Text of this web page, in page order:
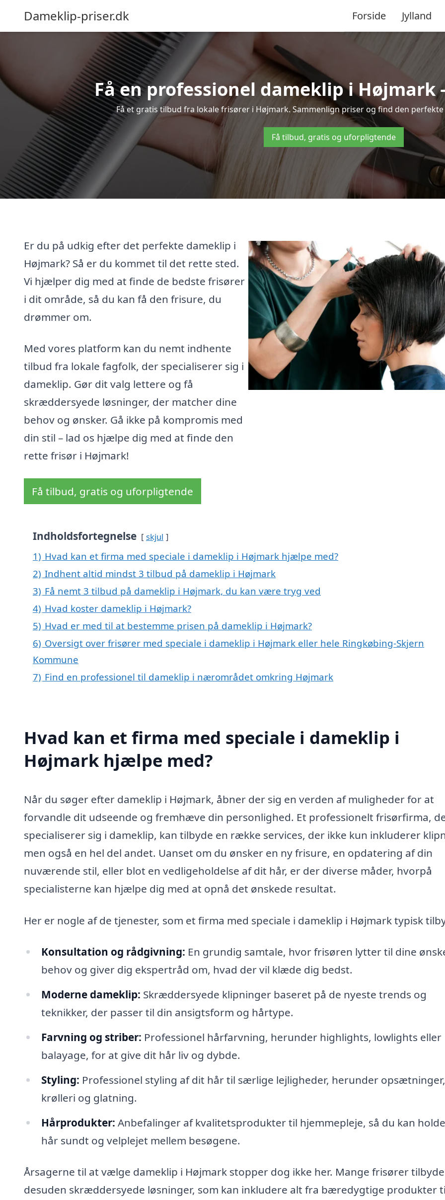
Dameklip-priser.dk Forside Jylland
Få en professionel dameklip i Højmark
Få et gratis tilbud fra lokale frisører i Højmark. Sammenlign priser og find den
Få tilbud, gratis og uforpligtende
Er du på udkig efter det perfekte dameklip i
Højmark? Så er du kommet til det rette sted.
Vi hjælper dig med at finde de bedste frisører
i dit område, så du kan få den frisure, du
drømmer om.
Med vores platform kan du nemt indhente
tilbud fra lokale fagfolk, der specialiserer sig i
dameklip. Gør dit valg lettere og få
skræddersyede løsninger, der matcher dine
behov og ønsker. Gå ikke på kompromis med
din stil – lad os hjælpe dig med at finde den
rette frisør i Højmark!
Få tilbud, gratis og uforpligtende
Indholdsfortegnelse skjul
1) Hvad kan et firma med speciale i dameklip i Højmark hjælpe med?
2) Indhent altid mindst 3 tilbud på dameklip i Højmark
3) Få nemt 3 tilbud på dameklip i Højmark, du kan være tryg ved
4) Hvad koster dameklip i Højmark?
5) Hvad er med til at bestemme prisen på dameklip i Højmark?
6) Oversigt over frisører med speciale i dameklip i Højmark eller hele Ringkøbing-Skjern
Kommune
7) Find en professionel til dameklip i nærområdet omkring Højmark
Hvad kan et firma med speciale i dameklip i
Højmark hjælpe med?
Når du søger efter dameklip i Højmark, åbner der sig en verden af muligheder for at
forvandle dit udseende og fremhæve din personlighed. Et professionelt frisørfirma,
specialiserer sig i dameklip, kan tilbyde en række services, der ikke kun inkluderer
men også en hel del andet. Uanset om du ønsker en ny frisure, en opdatering af din
nuværende stil, eller blot en vedligeholdelse af dit hår, er der diverse måder, hvorpå
specialisterne kan hjælpe dig med at opnå det ønskede resultat.
Her er nogle af de tjenester, som et firma med speciale i dameklip i Højmark typisk
Konsultation og rådgivning: En grundig samtale, hvor frisøren lytter til dine
behov og giver dig ekspertråd om, hvad der vil klæde dig bedst.
Moderne dameklip: Skræddersyede klipninger baseret på de nyeste trends og
teknikker, der passer til din ansigtsform og hårtype.
Farvning og striber: Professionel hårfarvning, herunder highlights, lowlights eller
balayage, for at give dit hår liv og dybde.
Styling: Professionel styling af dit hår til særlige lejligheder, herunder opsætninger,
krølleri og glatning.
Hårprodukter: Anbefalinger af kvalitetsprodukter til hjemmepleje, så du kan
hår sundt og velplejet mellem besøgene.
Årsagerne til at vælge dameklip i Højmark stopper dog ikke her. Mange frisører
desuden skræddersyede løsninger, som kan inkludere alt fra bæredygtige produkter